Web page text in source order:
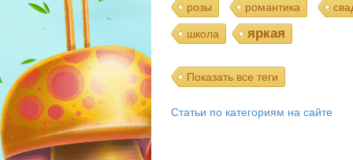
розы романтика
школа яркая
Показать все теги
Статьи по категориям на сайте